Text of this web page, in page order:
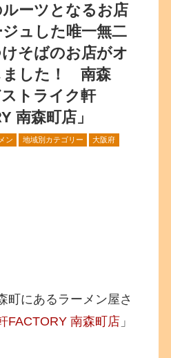
ーツとなるお店
ュした唯一無二
そばのお店がオ
ました！ 南森
トライク軒
南森町店」
ン 地域別カテゴリー 大阪府
町にあるラーメン屋さ
FACTORY 南森町店 」